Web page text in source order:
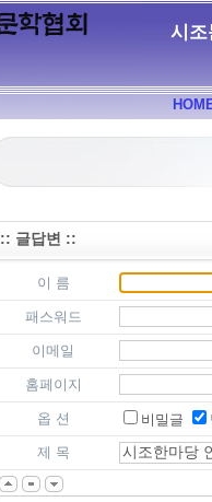
시조
:: 글답변 ::
이 름
패스워드
이메일
홈페이지
옵 션 비밀글
제 목